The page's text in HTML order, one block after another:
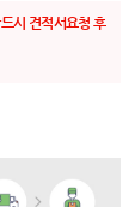
시 견적서요청 후